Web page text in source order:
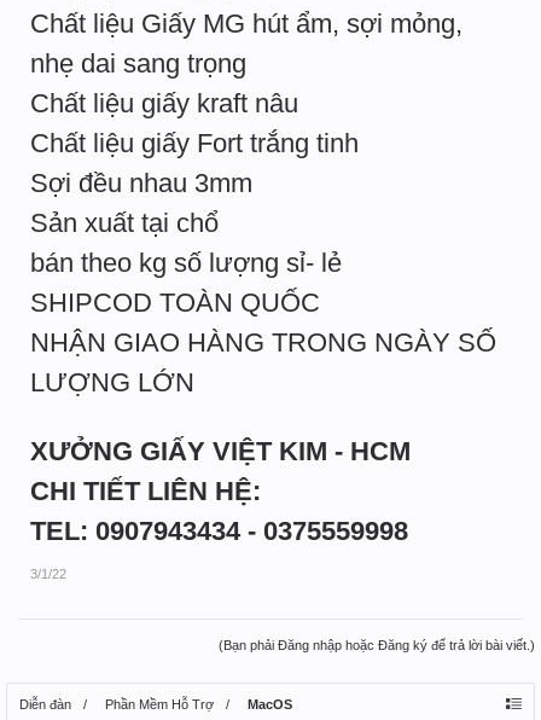
Chất liệu Giấy MG hút ẩm, sợi mỏng,
nhẹ dai sang trọng
Chất liệu giấy kraft nâu
Chất liệu giấy Fort trắng tinh
Sợi đều nhau 3mm
Sản xuất tại chổ
bán theo kg số lượng sỉ- lẻ
SHIPCOD TOÀN QUỐC
NHẬN GIAO HÀNG TRONG NGÀY SỐ
LƯỢNG LỚN
XƯỞNG GIẤY VIỆT KIM - HCM
CHI TIẾT LIÊN HỆ:
TEL: 0907943434 - 0375559998
3/1/22
(Bạn phải Đăng nhập hoặc Đăng ký để trả lời bài viết.)
Diễn đàn Phần Mềm Hỗ Trợ MacOS